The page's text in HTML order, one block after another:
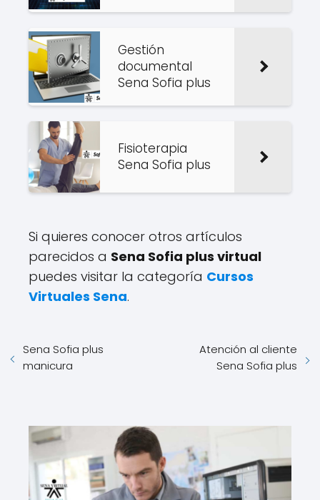
Gestión
documental
Sena Sofia plus
Fisioterapia
Sena Sofia plus
Si quieres conocer otros artículos
parecidos a Sena Sofia plus virtual
puedes visitar la categoría Cursos
Virtuales Sena.
Sena Sofia plus
manicura
Atención al cliente
Sena Sofia plus